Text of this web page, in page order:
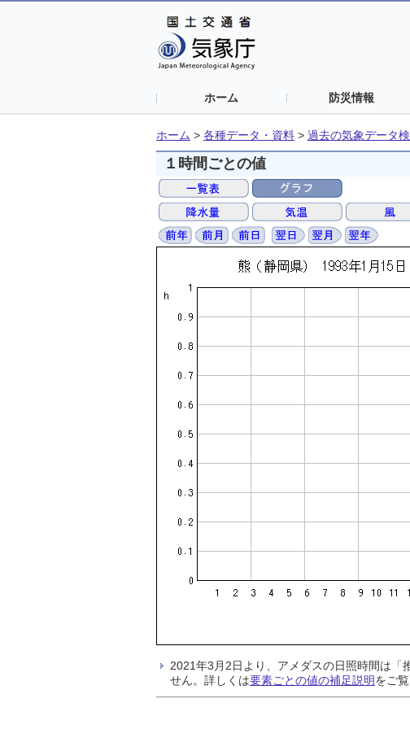
ホーム 防災情報
ホーム > 各種データ・資料 > 過去の気象データ
１時間ごとの値
2021年3月2日より、アメダスの日照時間は「
せん。詳しくは要素ごとの値の補足説明をご覧